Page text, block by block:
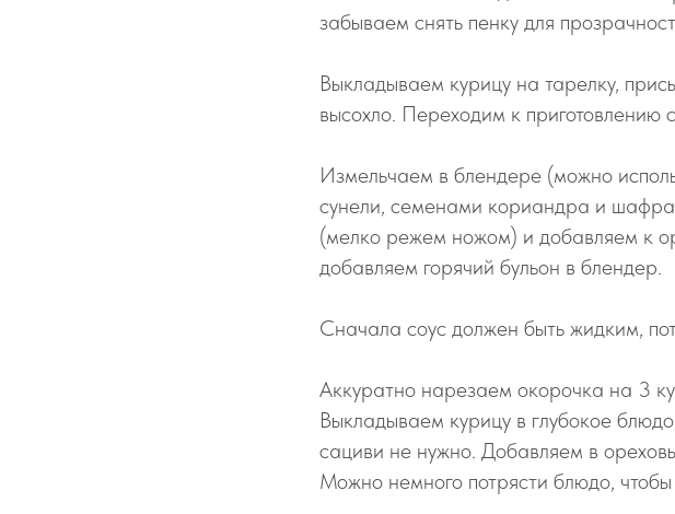
забываем снять пенку для
Выкладываем курицу на тарелку,
высохло. Переходим к приготовлению
Измельчаем в блендере (можно
сунели, семенами кориандра и
(мелко режем ножом) и добавляем к
добавляем горячий бульон в блендер.
Сначала соус должен быть жидким,
Аккуратно нарезаем окорочка на 3
Выкладываем курицу в глубокое
сациви не нужно. Добавляем в
Можно немного потрясти блюдо,